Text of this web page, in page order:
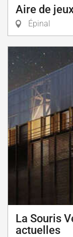
Aire de
Épinal
La Souris
actuelles